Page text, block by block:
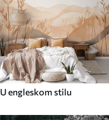
U engleskom stilu